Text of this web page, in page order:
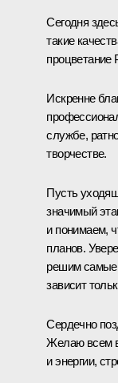
Сегодня
такие
процветание
Искренне
службе,
творчестве.
Пусть
значимый
и понимаем,
планов.
решим самые
зависит
Сердечно
Желаю всем
и энергии,